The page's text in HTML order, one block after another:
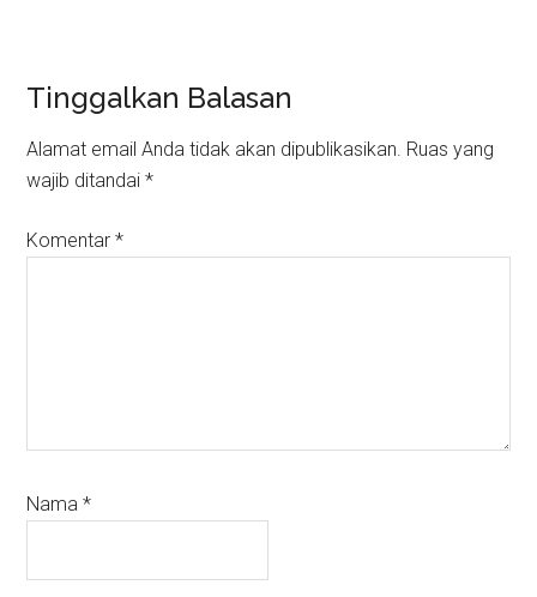
Reader
Interactions
Tinggalkan Balasan
Alamat email Anda tidak akan dipublikasikan. Ruas yang
wajib ditandai*
Komentar*
Nama*